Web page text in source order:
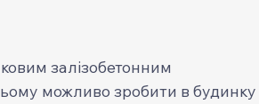
залізобетонним
можливо зробити в будинку